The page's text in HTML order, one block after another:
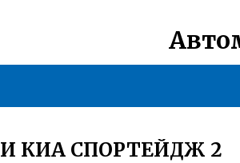
КИА СПОРТЕЙДЖ 2